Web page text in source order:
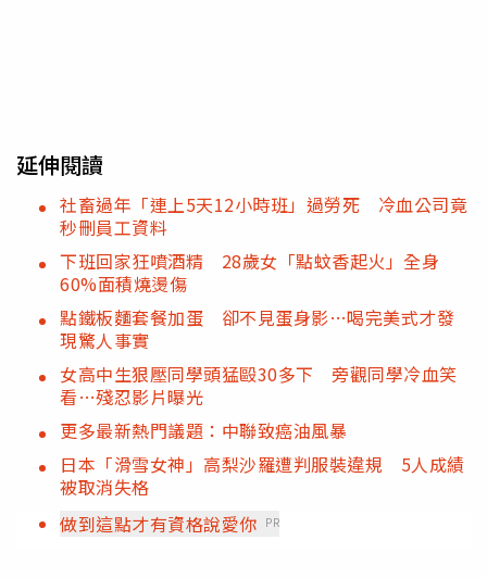
延伸閱讀
社畜過年「連上5天12小時班」過勞死 冷血公司竟
秒刪員工資料
下班回家狂噴酒精 28歲女「點蚊香起火」全身
60%面積燒燙傷
點鐵板麵套餐加蛋 卻不見蛋身影…喝完美式才發
現驚人事實
女高中生狠壓同學頭猛毆30多下 旁觀同學冷血笑
看…殘忍影片曝光
更多最新熱門議題：中聯致癌油風暴
日本「滑雪女神」高梨沙羅遭判服裝違規 5人成績
被取消失格
做到這點才有資格說愛你 PR